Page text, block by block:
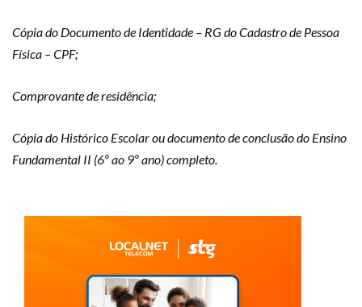
Cópia do Documento de Identidade – RG do Cadastro de Pessoa
Física – CPF;
Comprovante de residência;
Cópia do Histórico Escolar ou documento de conclusão do Ensino
Fundamental II (6º ao 9º ano) completo.